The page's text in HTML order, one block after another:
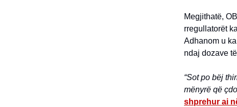
Megjithatë,
rregullatorët
Adhanom u
ndaj dozave
“Sot po bëj
mënyrë që
shprehur ai